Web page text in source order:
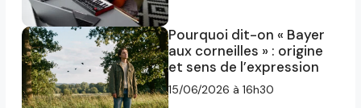
Pourquoi dit-on « Bayer
aux corneilles » : origine
et sens de l’expression
15/06/2026 à 16h30